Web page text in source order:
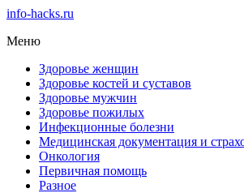
info-hacks.ru
Меню
Здоровье женщин
Здоровье костей и суставов
Здоровье мужчин
Здоровье пожилых
Инфекционные болезни
Медицинская документация и
Онкология
Первичная помощь
Разное